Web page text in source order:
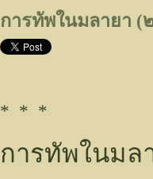
การทัพในมลายา (
* * *
การทัพในมล